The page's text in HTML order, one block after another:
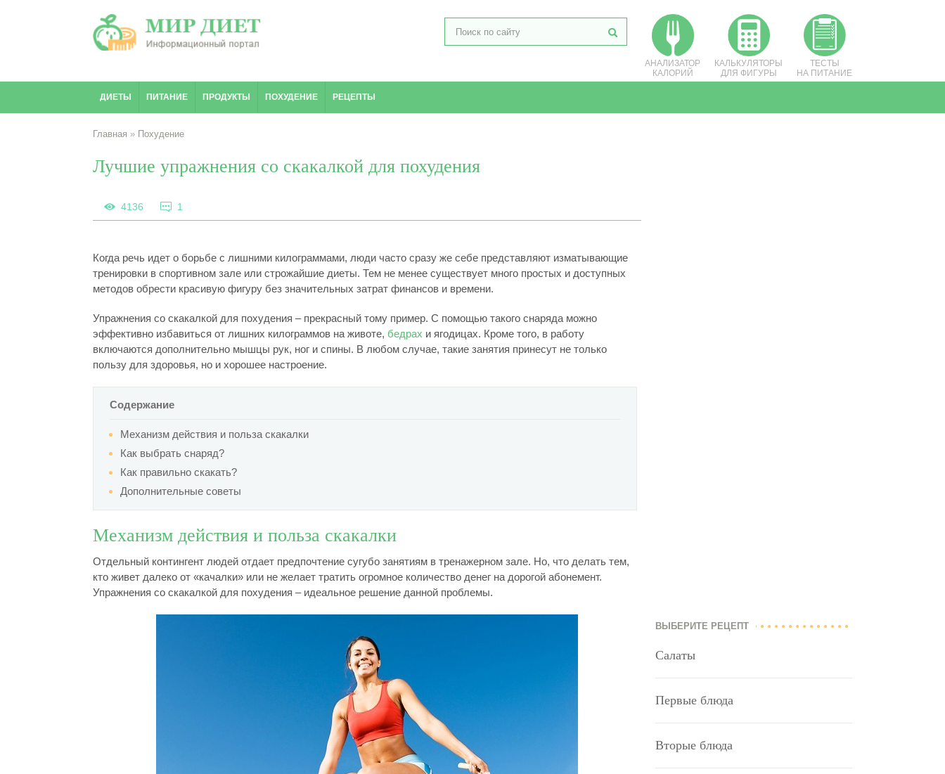
АНАЛИЗАТОР
КАЛОРИЙ
КАЛЬКУЛЯТОРЫ
ДЛЯ ФИГУРЫ
ТЕСТЫ
НА ПИТАНИЕ
ДИЕТЫ ПИТАНИЕ ПРОДУКТЫ ПОХУДЕНИЕ РЕЦЕПТЫ
Главная » Похудение
Лучшие упражнения со скакалкой для похудения
4136 1
Когда речь идет о борьбе с лишними килограммами, люди часто сразу же себе представляют изматывающие
тренировки в спортивном зале или строжайшие диеты. Тем не менее существует много простых и доступных
методов обрести красивую фигуру без значительных затрат финансов и времени.
Упражнения со скакалкой для похудения – прекрасный тому пример. С помощью такого снаряда можно
эффективно избавиться от лишних килограммов на животе, бедрах и ягодицах. Кроме того, в работу
включаются дополнительно мышцы рук, ног и спины. В любом случае, такие занятия принесут не только
пользу для здоровья, но и хорошее настроение.
Содержание
Механизм действия и польза скакалки
Как выбрать снаряд?
Как правильно скакать?
Дополнительные советы
Механизм действия и польза скакалки
Отдельный контингент людей отдает предпочтение сугубо занятиям в тренажерном зале. Но, что делать тем,
кто живет далеко от «качалки» или не желает тратить огромное количество денег на дорогой абонемент.
Упражнения со скакалкой для похудения – идеальное решение данной проблемы.
ВЫБЕРИТЕ РЕЦЕПТ
Салаты
Первые блюда
Вторые блюда